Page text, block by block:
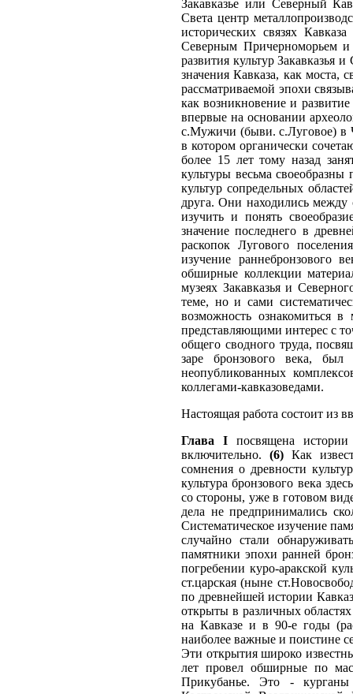
Закавказье или Северный
Света центр
исторических связях
Северным Причерноморьем
развития культур Закавказья
значения Кавказа, как
рассматриваемой эпохи
как возникновение и
впервые на основании
с.Мужичи (быви. с.Луговое) в
в котором органически
более 15 лет тому назад
культуры весьма
культур сопредельных
друга. Они находились между
изучить и понять
значение последнего в
раскопок Лугового
изучение раннебронзового
обширные коллекции
музеях Закавказья и
теме, но и сами
возможность ознакомиться
представляющими интерес с
общего сводного труда,
заре бронзового века,
неопубликованных
коллегами-кавказоведами.
Настоящая работа состоит из
Глава Iпосвящена истории
включительно. (6)Как
сомнения о древности
культура бронзового века
со стороны, уже в готовом
дела не предпринимались
Систематическое изучение
случайно стали
памятники эпохи ранней
погребении куро-аракской
ст.царская (ныне
по древнейшей истории
открыты в различных
на Кавказе и в 90-е годы
наиболее важные и поистине
Эти открытия широко
лет провел обширные по
Прикубанье. Это -